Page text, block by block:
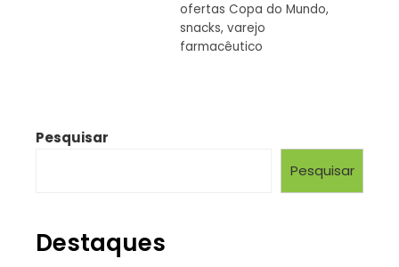
ofertas Copa do Mundo,
snacks, varejo
farmacêutico
Pesquisar
Pesquisar
Destaques